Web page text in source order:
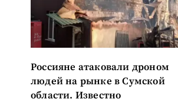
Россияне атаковали дроном
людей на рынке в Сумской
области. Известно